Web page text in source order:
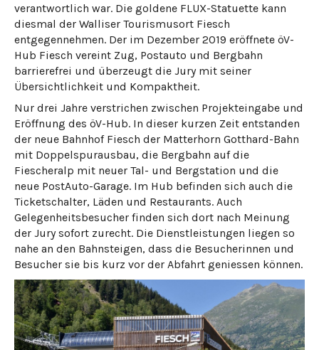
verantwortlich war. Die goldene FLUX-Statuette kann
diesmal der Walliser Tourismusort Fiesch
entgegennehmen. Der im Dezember 2019 eröffnete öV-
Hub Fiesch vereint Zug, Postauto und Bergbahn
barrierefrei und überzeugt die Jury mit seiner
Übersichtlichkeit und Kompaktheit.
Nur drei Jahre verstrichen zwischen Projekteingabe und
Eröffnung des öV-Hub. In dieser kurzen Zeit entstanden
der neue Bahnhof Fiesch der Matterhorn Gotthard-Bahn
mit Doppelspurausbau, die Bergbahn auf die
Fiescheralp mit neuer Tal- und Bergstation und die
neue PostAuto-Garage. Im Hub befinden sich auch die
Ticketschalter, Läden und Restaurants. Auch
Gelegenheitsbesucher finden sich dort nach Meinung
der Jury sofort zurecht. Die Dienstleistungen liegen so
nahe an den Bahnsteigen, dass die Besucherinnen und
Besucher sie bis kurz vor der Abfahrt geniessen können.